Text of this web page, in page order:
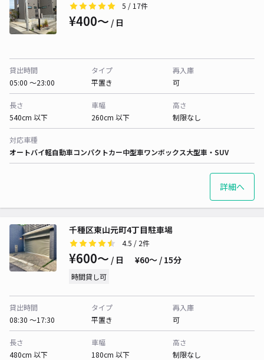
5 / 17件
¥400〜 / 日
貸出時間
05:00 〜23:00
タイプ
平置き
再入庫
可
長さ
540cm 以下
車幅
260cm 以下
高さ
制限なし
対応車種
オートバイ軽自動車コンパクトカー中型車ワンボックス大型車・SUV
詳細へ
千種区東山元町4丁目駐車場
4.5 / 2件
¥600〜 / 日 ¥60〜 / 15分
時間貸し可
貸出時間
08:30 〜17:30
タイプ
平置き
再入庫
可
長さ
480cm 以下
車幅
180cm 以下
高さ
制限なし